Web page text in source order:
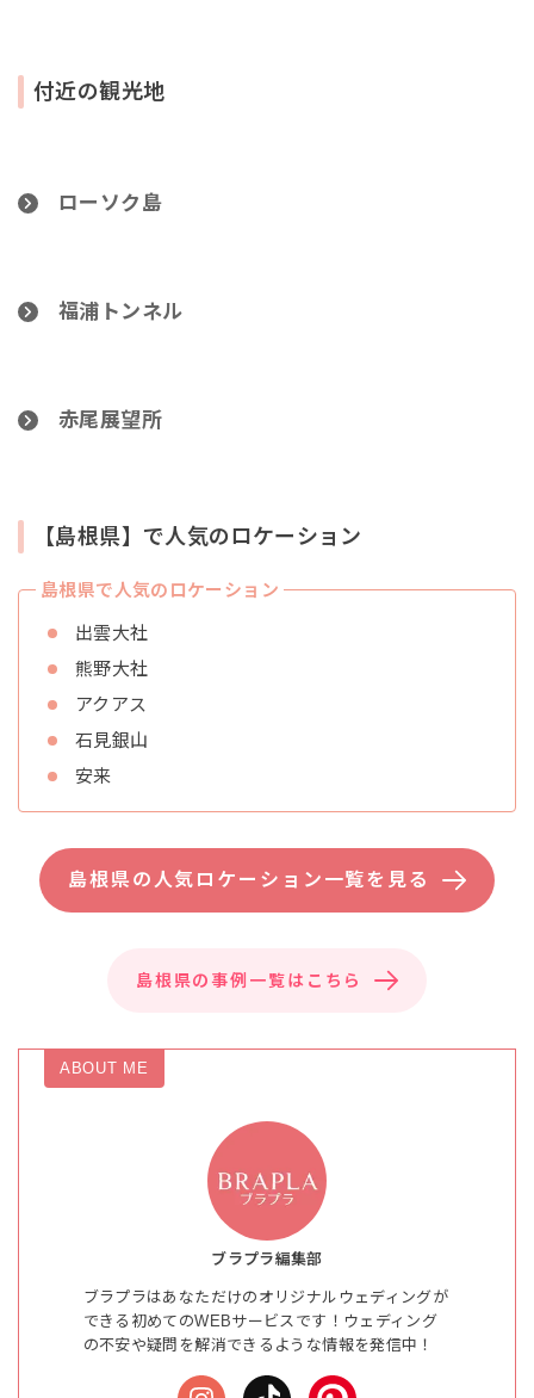
付近の観光地
ローソク島
福浦トンネル
赤尾展望所
【島根県】で人気のロケーション
島根県で人気のロケーション
出雲大社
熊野大社
アクアス
石見銀山
安来
島根県の人気ロケーション一覧を見る
島根県の事例一覧はこちら
ABOUT ME
ブラプラ編集部
ブラプラはあなただけのオリジナルウェディングが
できる初めてのWEBサービスです！ウェディング
の不安や疑問を解消できるような情報を発信中！